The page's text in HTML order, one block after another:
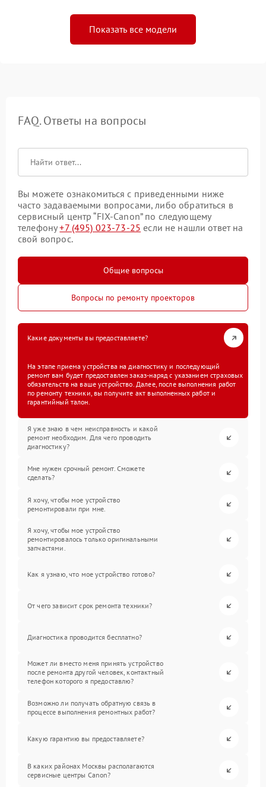
Показать все модели
FAQ. Ответы на вопросы
Вы можете ознакомиться с приведенными ниже
часто задаваемыми вопросами, либо обратиться в
сервисный центр “FIX-Canon” по следующему
телефону+7 (495) 023-73-25 если не нашли ответ на
свой вопрос.
Общие вопросы
Вопросы по ремонту проекторов
Какие документы вы предоставляете?
На этапе приема устройства на диагностику и последующий
ремонт вам будет предоставлен заказ-наряд с указанием страховых
обязательств на ваше устройство. Далее, после выполнения работ
по ремонту техники, вы получите акт выполненных работ и
гарантийный талон.
Я уже знаю в чем неисправность и какой
ремонт необходим. Для чего проводить
диагностику?
Мне нужен срочный ремонт. Сможете
сделать?
Я хочу, чтобы мое устройство
ремонтировали при мне.
Я хочу, чтобы мое устройство
ремонтировалось только оригинальными
запчастями.
Как я узнаю, что мое устройство готово?
От чего зависит срок ремонта техники?
Диагностика проводится бесплатно?
Может ли вместо меня принять устройство
после ремонта другой человек, контактный
телефон которого я предоставлю?
Возможно ли получать обратную связь в
процессе выполнения ремонтных работ?
Какую гарантию вы предоставляете?
В каких районах Москвы располагаются
сервисные центры Canon?